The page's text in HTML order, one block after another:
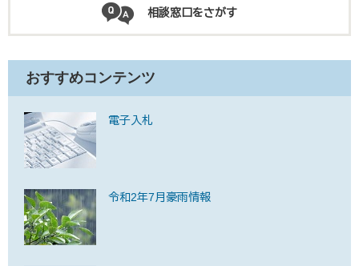
相談窓口をさがす
おすすめコンテンツ
電子入札
令和2年7月豪雨情報